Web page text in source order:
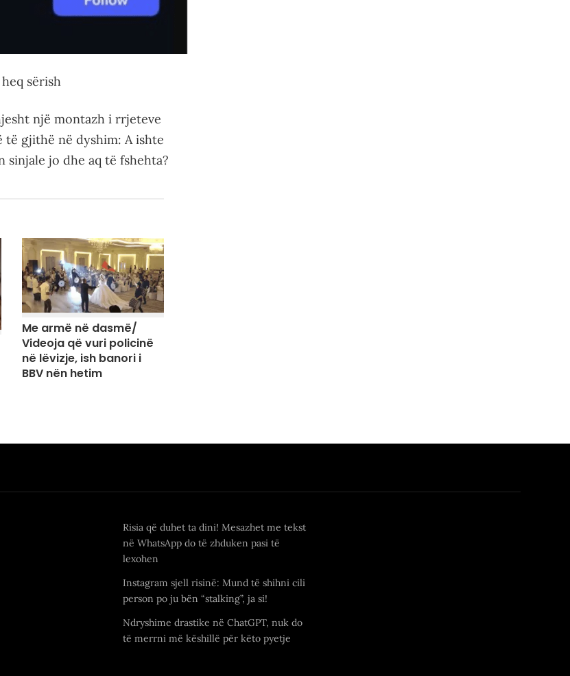
sërish
një montazh i rrjeteve
të gjithë në dyshim: A ishte
jo dhe aq të fshehta?
Me armë në dasmë/
Videoja që vuri policinë
në lëvizje, ish banori i
BBV nën hetim
Risia që duhet ta dini! Mesazhet me tekst
në WhatsApp do të zhduken pasi të
lexohen
Instagram sjell risinë: Mund të shihni cili
person po ju bën “stalking”, ja si!
Ndryshime drastike në ChatGPT, nuk do
të merrni më këshillë për këto pyetje